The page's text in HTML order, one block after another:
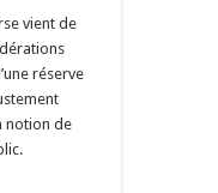
vient de
réserve
notion de